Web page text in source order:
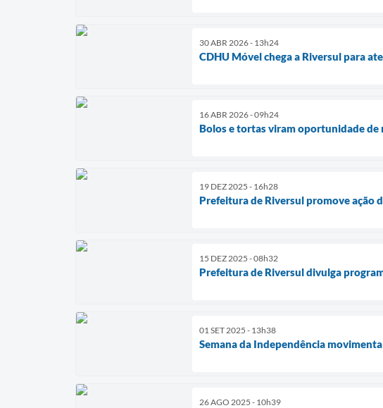
30 ABR 2026 - 13h24
CDHU Móvel chega a Riversul para
16 ABR 2026 - 09h24
Bolos e tortas viram oportunidade de
19 DEZ 2025 - 16h28
Prefeitura de Riversul promove ação
15 DEZ 2025 - 08h32
Prefeitura de Riversul divulga
01 SET 2025 - 13h38
Semana da Independência
26 AGO 2025 - 10h39